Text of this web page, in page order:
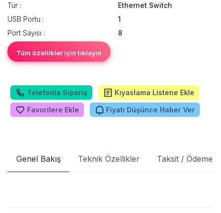
Tür :
Ethernet Switch
USB Portu :
1
Port Sayısı :
8
Tüm özellikler için tıklayın
Telefonla Sipariş Kıyaslama Listene Ekle
Favorilere Ekle Fiyatı Düşünce Haber Ver
Genel Bakış Teknik Özellikler Taksit / Ödeme